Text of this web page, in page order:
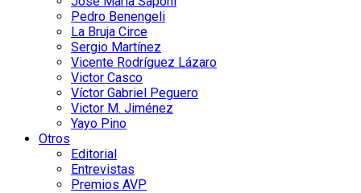
Pedro Benengeli
La Bruja Circe
Sergio Martínez
Vicente Rodríguez Lázaro
Victor Casco
Víctor Gabriel Peguero
Victor M. Jiménez
Yayo Pino
Otros
Editorial
Entrevistas
Premios AVP